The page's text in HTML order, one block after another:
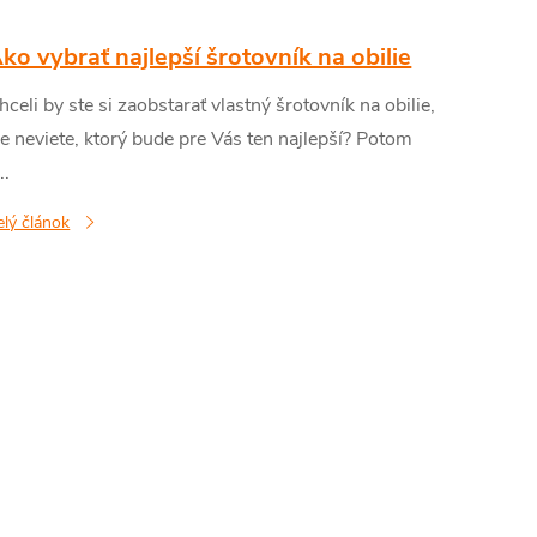
vybrať najlepší šrotovník na obilie
by ste si zaobstarať vlastný šrotovník na obilie,
neviete, ktorý bude pre Vás ten najlepší? Potom
článok